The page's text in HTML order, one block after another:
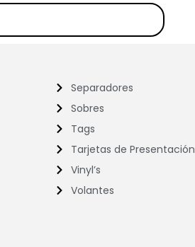
Separadores
Sobres
Tags
Tarjetas de Presentación
Vinyl’s
Volantes